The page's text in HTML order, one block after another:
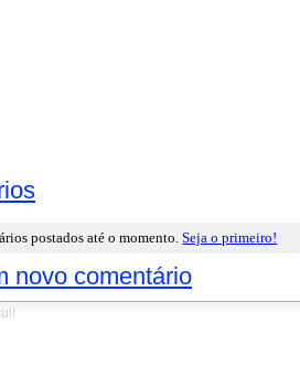
postados até o momento.Seja o primeiro!
novo comentário